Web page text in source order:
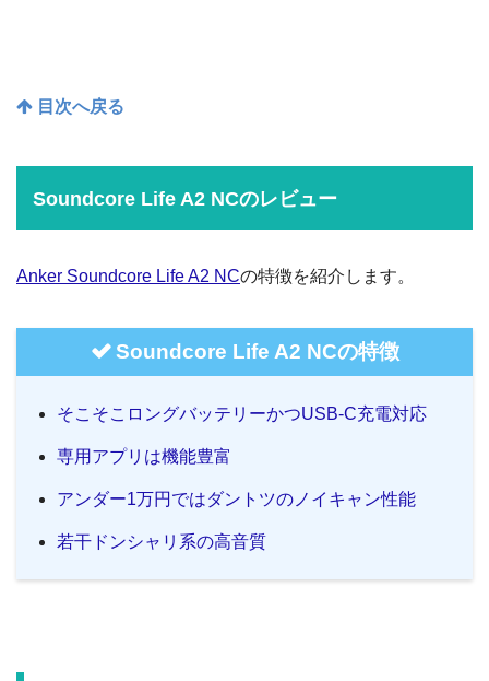
目次へ戻る
Soundcore Life A2 NCのレビュー
Anker Soundcore Life A2 NCの特徴を紹介します。
Soundcore Life A2 NCの特徴
そこそこロングバッテリーかつUSB-C充電対応
専用アプリは機能豊富
アンダー1万円ではダントツのノイキャン性能
若干ドンシャリ系の高音質